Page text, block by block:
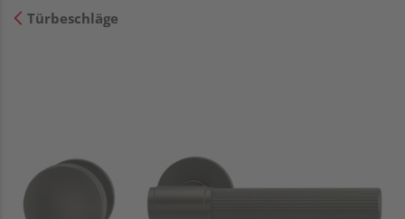
Türbeschläge